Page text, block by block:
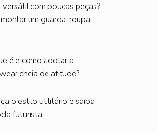
com poucas peças?
um guarda-roupa
é e como adotar a
cheia de atitude?
o estilo utilitário e saiba
futurista